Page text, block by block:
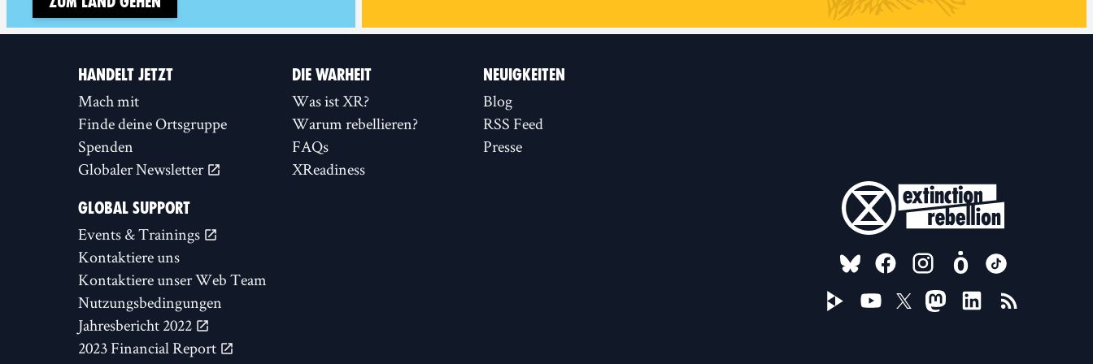
HANDELT JETZT
Mach mit
Finde deine Ortsgruppe
Spenden
Globaler Newsletter
DIE WARHEIT
Was ist XR?
Warum rebellieren?
FAQs
XReadiness
NEUIGKEITEN
Blog
RSS Feed
Presse
GLOBAL SUPPORT
Events & Trainings
Kontaktiere uns
Kontaktiere unser Web Team
Nutzungsbedingungen
Jahresbericht 2022
2023 Financial Report
FOLLOW US ON